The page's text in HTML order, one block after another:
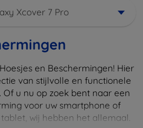
Xcover 7 Pro
en Beschermingen! Hier
van stijlvolle en functionele
u nu op zoek bent naar een
voor uw smartphone of
wij hebben het allemaal.